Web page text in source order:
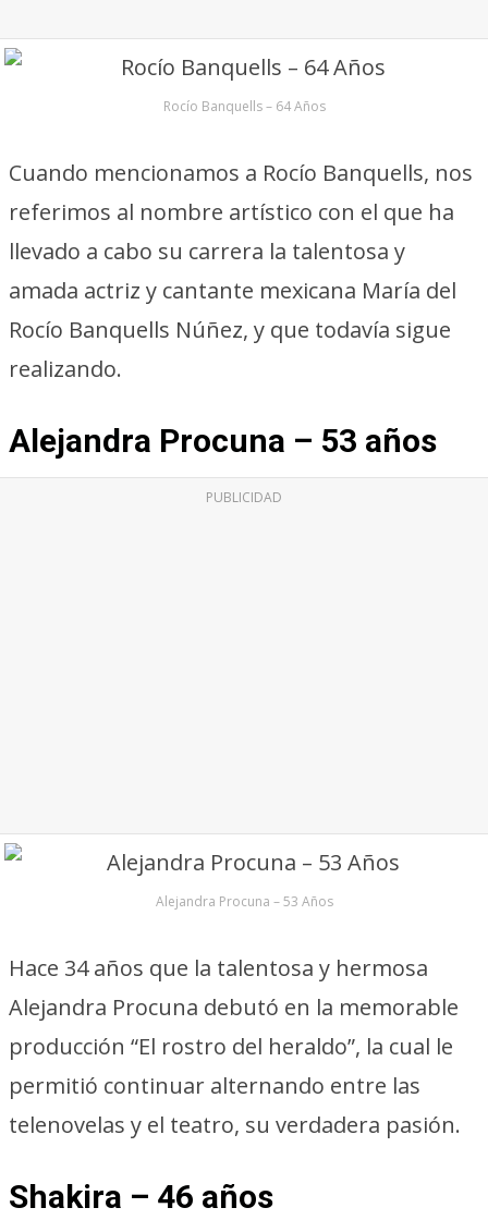
Rocío Banquells – 64 Años
Cuando mencionamos a Rocío Banquells, nos
referimos al nombre artístico con el que ha
llevado a cabo su carrera la talentosa y
amada actriz y cantante mexicana María del
Rocío Banquells Núñez, y que todavía sigue
realizando.
Alejandra Procuna – 53 años
PUBLICIDAD
Alejandra Procuna – 53 Años
Hace 34 años que la talentosa y hermosa
Alejandra Procuna debutó en la memorable
producción “El rostro del heraldo”, la cual le
permitió continuar alternando entre las
telenovelas y el teatro, su verdadera pasión.
Shakira – 46 años